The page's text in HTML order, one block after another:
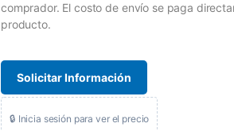
comprador. El costo de envío se paga
producto.
Solicitar Información
🔒 Inicia sesión para ver el precio